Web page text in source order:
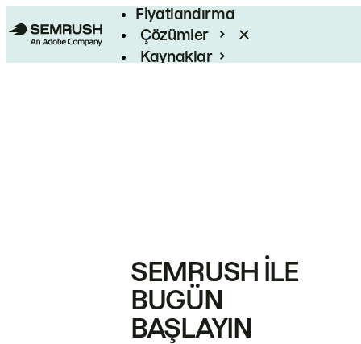
Fiyatlandırma
Çözümler
Kaynaklar
SEMRUSH ILE
BUGÜN
BAŞLAYIN